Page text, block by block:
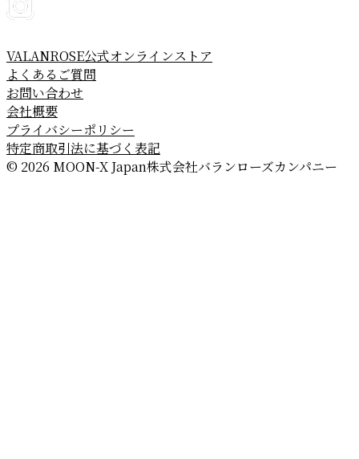
VALANROSE公式オンラインストア
よくあるご質問
お問い合わせ
会社概要
プライバシーポリシー
特定商取引法に基づく表記
© 2026 MOON-X Japan株式会社バランローズカンパニー